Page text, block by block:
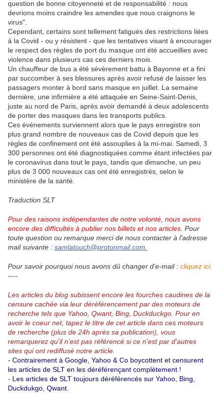
question de bonne citoyenneté et de responsabilité : nous
devrions moins craindre les amendes que nous craignons le
virus".
Cependant, certains sont tellement fatigués des restrictions liées
à la Covid - ou y résistent - que les tentatives visant à encourager
le respect des règles de port du masque ont été accueillies avec
violence dans plusieurs cas ces derniers mois.
Un chauffeur de bus a été sévèrement battu à Bayonne et a fini
par succomber à ses blessures après avoir refusé de laisser les
passagers monter à bord sans masque en juillet. La semaine
dernière, une infirmière a été attaquée en Seine-Saint-Denis,
juste au nord de Paris, après avoir demandé à deux adolescents
de porter des masques dans les transports publics.
Ces événements surviennent alors que le pays enregistre son
plus grand nombre de nouveaux cas de Covid depuis que les
règles de confinement ont été assouplies à la mi-mai. Samedi, 3
300 personnes ont été diagnostiquées comme étant infectées par
le coronavirus dans tout le pays, tandis que dimanche, un peu
plus de 3 000 nouveaux cas ont été enregistrés, selon le
ministère de la santé.
Traduction SLT
Pour des raisons indépendantes de notre volonté, nous avons
encore des difficultés à publier nos billets et nos articles. Pour
toute question ou remarque merci de nous contacter à l'adresse
mail suivante : samlatouch@protonmail.com.
Pour savoir pourquoi nous avons dû changer d'e-mail : cliquez ici.
----
Les articles du blog subissent encore les fourches caudines de la
censure cachée via leur déréférencement par des moteurs de
recherche tels que Yahoo, Qwant, Bing, Duckduckgo. Pour en
avoir le coeur net, tapez le titre de cet article dans ces moteurs
de recherche (plus de 24h après sa publication), vous
remarquerez qu'il n'est pas référencé si ce n'est par d'autres
sites qui ont rediffusé notre article.
- Contrairement à Google, Yahoo & Co boycottent et censurent
les articles de SLT en les déréférençant complètement !
- Les articles de SLT toujours déréférencés sur Yahoo, Bing,
Duckdukgo, Qwant.